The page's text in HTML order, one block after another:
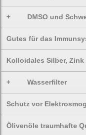
+ DMSO und
Gutes für das
Kolloidales Silber,
+ Wasserfilter
Schutz vor Elektrosmog
Ölivenöle traumhafte